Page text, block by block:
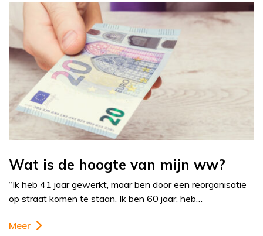
Wat is de hoogte van mijn ww?
“Ik heb 41 jaar gewerkt, maar ben door een reorganisatie
op straat komen te staan. Ik ben 60 jaar, heb…
Meer